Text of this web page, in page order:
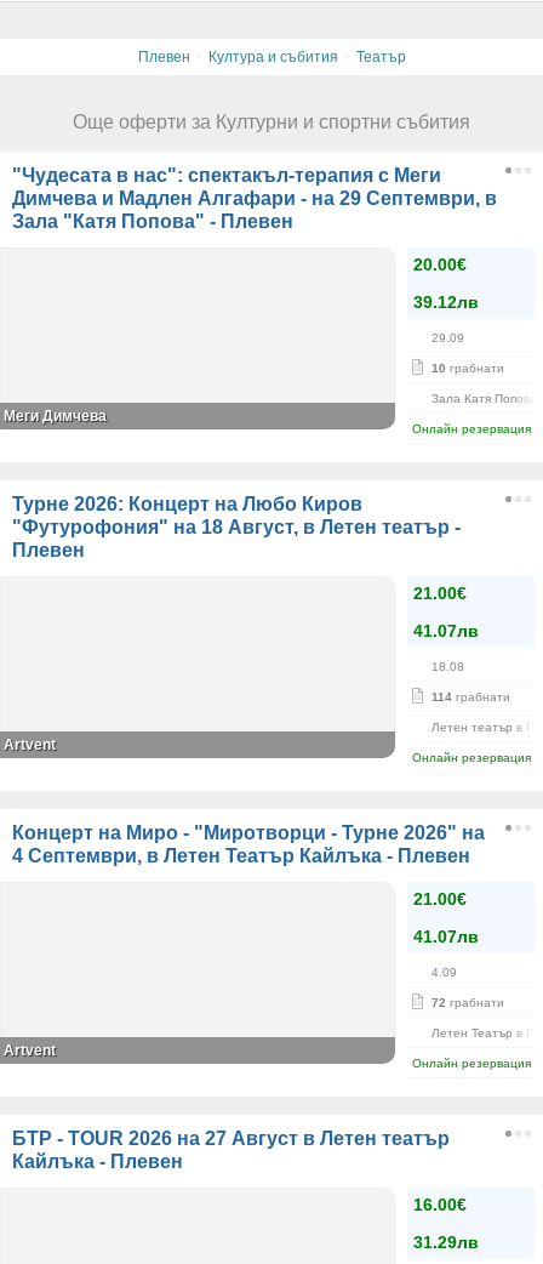
Плевен · Култура и събития · Театър
Още оферти за Културни и спортни събития
"Чудесата в нас": спектакъл-терапия с Меги
Димчева и Мадлен Алгафари - на 29 Септември, в
Зала "Катя Попова" - Плевен
20.00€
39.12лв
29.09
10 грабнати
Зала Катя Попова
Онлайн резервация
Меги Димчева
Турне 2026: Концерт на Любо Киров
"Футурофония" на 18 Август, в Летен театър -
Плевен
21.00€
41.07лв
18.08
114 грабнати
Летен театър в
Онлайн резервация
Artvent
Концерт на Миро - "Миротворци - Турне 2026" на
4 Септември, в Летен Театър Кайлъка - Плевен
21.00€
41.07лв
4.09
72 грабнати
Летен Театър в
Онлайн резервация
Artvent
БТР - TOUR 2026 на 27 Август в Летен театър
Кайлъка - Плевен
16.00€
31.29лв